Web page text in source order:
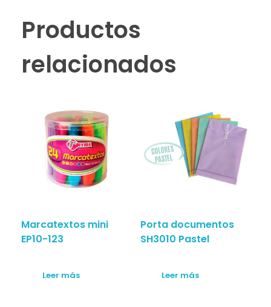
Productos
relacionados
Marcatextos mini
EP10-123
Leer más
Porta documentos
SH3010 Pastel
Leer más